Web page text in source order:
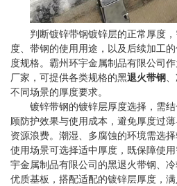
判断镀锌带钢镀锌层的正常厚度
度、带钢的使用用途，以及后续加工
度规格。霸州环宇金属制品有限公司
厂家，可提供各类规格的黑退火带钢
不同场景的厚度要求。
镀锌带钢的镀锌层厚度选择，需
顾防护效果与使用成本，避免厚度过
资源浪费。潮湿、多腐蚀的环境需选
使用场景可选择适中厚度，既保障使
宇金属制品有限公司的黑退火带钢、
优质基板，搭配适配的镀锌层厚度，满